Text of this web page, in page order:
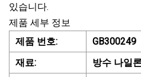
있습니다.
제품 세부 정보
제품 번호:
GB300249
재료:
방수 나일